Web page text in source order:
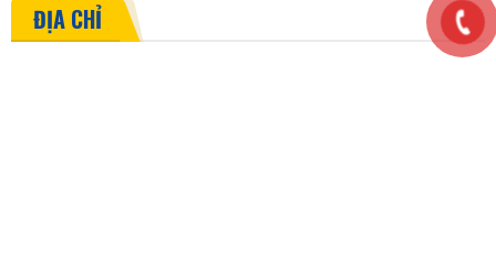
ĐỊA CHỈ